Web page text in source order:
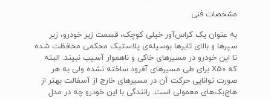
مشخصات فنی
به عنوان یک کراس‌آور خیلی کوچک، قسمت زیر خودرو، زیر
سپرها و بالای تایرها بوسیله‌ی پلاستیک محکمی محافظت شده
تا این خودرو در مسیرهای خاکی و ناهموار آسیب نبیند. البته
که X50 برای طی مسیرهای آفرود ساخته نشده ولی به هر
صورت توانایی حرکت آن در مسیرهای خارج از آسفالت بهتر از
هاچ‌بک‌های معمولی است. رانندگی با این خودرو چه در مدل